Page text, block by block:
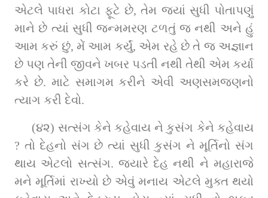
એટલે પાધરા કોટા ફૂટે છે, તેમ જ્યાં સુધી પોતાપણું
માને છે ત્યાં સુધી જન્મમરણ ટળતું જ નથી અને હું
આમ કરું છું, મેં આમ કર્યું, એમ રહે છે તે જ અજ્ઞાન
છે પણ તેની જીવને ખબર પડતી નથી તેથી એમ કર્યા
કરે છે. માટે સમાગમ કરીને એવી અણસમજણનો
ત્યાગ કરી દેવો.
(૪૨) સત્સંગ કેને કહેવાય ને કુસંગ કેને કહેવાય
? તો દેહનો સંગ છે ત્યાં સુધી કુસંગ ને મૂર્તિનો સંગ
થાય એટલો સત્સંગ. જ્યારે દેહ નથી ને મહારાજે
મને મૂર્તિમાં રાખ્યો છે એવું મનાય એટલે મુક્ત થયો